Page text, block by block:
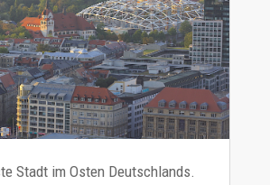
Stadt im Osten Deutschlands.